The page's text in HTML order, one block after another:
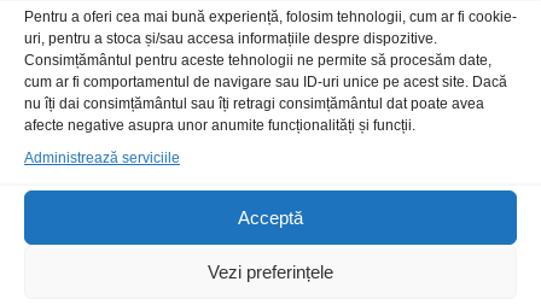
Pentru a oferi cea mai bună experiență, folosim tehnologii, cum ar fi cookie-
uri, pentru a stoca și/sau accesa informațiile despre dispozitive.
Consimțământul pentru aceste tehnologii ne permite să procesăm date,
cum ar fi comportamentul de navigare sau ID-uri unice pe acest site. Dacă
nu îți dai consimțământul sau îți retragi consimțământul dat poate avea
afecte negative asupra unor anumite funcționalități și funcții.
Administrează serviciile
Acceptă
Vezi preferințele
Informatii
Contact
Locatia magazinului